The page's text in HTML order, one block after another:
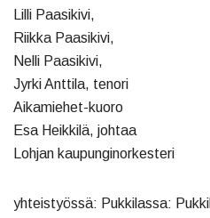
Lilli Paasikivi,
Riikka Paasikivi,
Nelli Paasikivi,
Jyrki Anttila, tenori
Aikamiehet-kuoro
Esa Heikkilä, johtaa
Lohjan kaupunginorkesteri
yhteistyössä: Pukkilassa: